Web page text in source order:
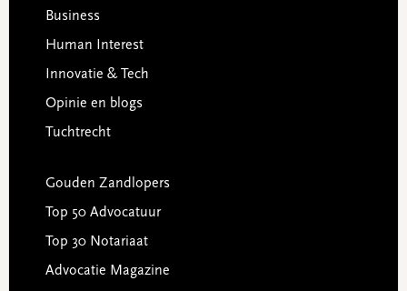
Business
Human Interest
Innovatie & Tech
Opinie en blogs
Tuchtrecht
Gouden Zandlopers
Top 50 Advocatuur
Top 30 Notariaat
Advocatie Magazine